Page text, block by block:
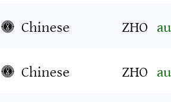
Chinese
ZHO
Chinese
ZHO